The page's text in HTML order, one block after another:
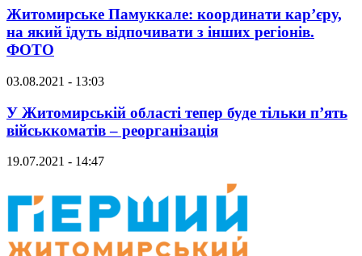
Житомирське Памуккале: координати кар’єру,
на який їдуть відпочивати з інших регіонів.
ФОТО
03.08.2021 - 13:03
У Житомирській області тепер буде тільки п’ять
військкоматів – реорганізація
19.07.2021 - 14:47